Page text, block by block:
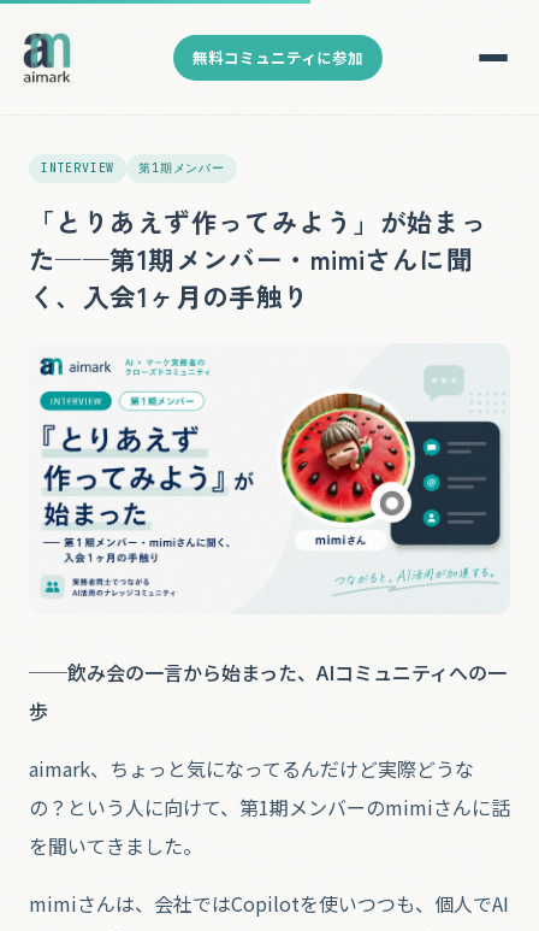
無料コミュニティに参加
INTERVIEW 第1期メンバー
「とりあえず作ってみよう」が始まっ
た──第1期メンバー・mimiさんに聞
く、入会1ヶ月の手触り
──飲み会の一言から始まった、AIコミュニティへの一
歩
aimark、ちょっと気になってるんだけど実際どうな
の？という人に向けて、第1期メンバーのmimiさんに話
を聞いてきました。
mimiさんは、会社ではCopilotを使いつつも、個人でAI